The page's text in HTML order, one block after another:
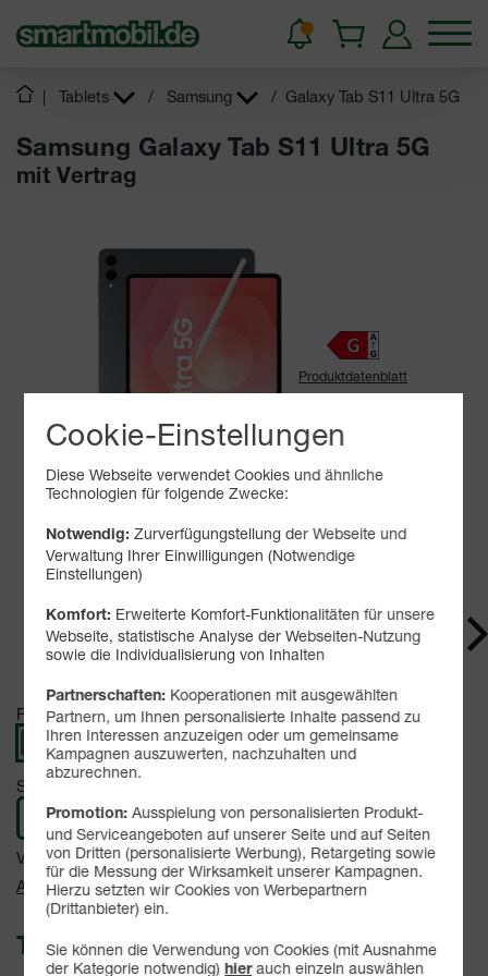
Tablets / Samsung / Galaxy Tab S11 Ultra 5G
Samsung Galaxy Tab S11 Ultra 5G
mit Vertrag
Produktdatenblatt
Produkt- und Sicherheitsinformationen
Farbe -Gray
Speicher -
256 GB 512 GB
Verfügbarkeit -Sofort lieferbar
Auf Wunsch Handyversicherung ab 3,99 €
Tarif auswählen:
Cookie-Einstellungen
Diese Webseite verwendet Cookies und ähnliche
Technologien für folgende Zwecke:
Notwendig: Zurverfügungstellung der Webseite und
Verwaltung Ihrer Einwilligungen (Notwendige
Einstellungen)
Komfort: Erweiterte Komfort-Funktionalitäten für unsere
Webseite, statistische Analyse der Webseiten-Nutzung
sowie die Individualisierung von Inhalten
Partnerschaften: Kooperationen mit ausgewählten
Partnern, um Ihnen personalisierte Inhalte passend zu
Ihren Interessen anzuzeigen oder um gemeinsame
Kampagnen auszuwerten, nachzuhalten und
abzurechnen.
Promotion: Ausspielung von personalisierten Produkt-
und Serviceangeboten auf unserer Seite und auf Seiten
von Dritten (personalisierte Werbung), Retargeting sowie
für die Messung der Wirksamkeit unserer Kampagnen.
Hierzu setzten wir Cookies von Werbepartnern
(Drittanbieter) ein.
Sie können die Verwendung von Cookies (mit Ausnahme
der Kategorie notwendig)hierauch einzeln auswählen